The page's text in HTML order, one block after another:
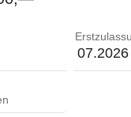
07.2026